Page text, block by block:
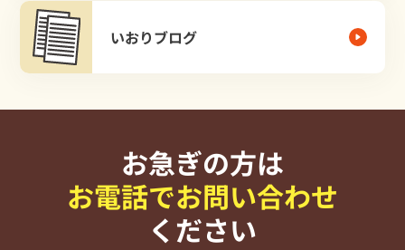
いおりブログ
お急ぎの方は
お電話でお問い合わせ
ください